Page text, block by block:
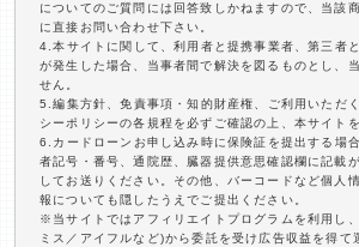
についてのご質問には回答致しかねますので、当該
に直接お問い合わせ下さい。
4.本サイトに関して、利用者と提携事業者、第三者
が発生した場合、当事者間で解決を図るものとし、
せん。
5.編集方針、免責事項・知的財産権、ご利用いただ
シーポリシーの各規程を必ずご確認の上、本サイト
6.カードローンお申し込み時に保険証を提出する場
者記号・番号、通院歴、臓器提供意思確認欄に記載
してお送りください。その他、バーコードなど個人
報についても隠したうえでご提出ください。
※当サイトではアフィリエイトプログラムを利用し
ミス／アイフルなど)から委託を受け広告収益を得て